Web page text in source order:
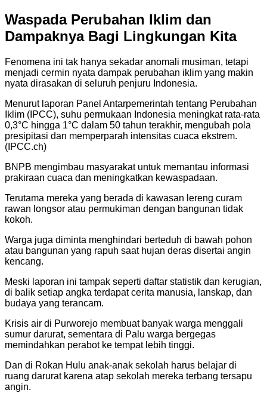
Waspada Perubahan Iklim dan
Dampaknya Bagi Lingkungan Kita
Fenomena ini tak hanya sekadar anomali musiman, tetapi
menjadi cermin nyata dampak perubahan iklim yang makin
nyata dirasakan di seluruh penjuru Indonesia.
Menurut laporan Panel Antarpemerintah tentang Perubahan
Iklim (IPCC), suhu permukaan Indonesia meningkat rata-rata
0,3°C hingga 1°C dalam 50 tahun terakhir, mengubah pola
presipitasi dan memperparah intensitas cuaca ekstrem.
(IPCC.ch)
BNPB mengimbau masyarakat untuk memantau informasi
prakiraan cuaca dan meningkatkan kewaspadaan.
Terutama mereka yang berada di kawasan lereng curam
rawan longsor atau permukiman dengan bangunan tidak
kokoh.
Warga juga diminta menghindari berteduh di bawah pohon
atau bangunan yang rapuh saat hujan deras disertai angin
kencang.
Meski laporan ini tampak seperti daftar statistik dan kerugian,
di balik setiap angka terdapat cerita manusia, lanskap, dan
budaya yang terancam.
Krisis air di Purworejo membuat banyak warga menggali
sumur darurat, sementara di Palu warga bergegas
memindahkan perabot ke tempat lebih tinggi.
Dan di Rokan Hulu anak-anak sekolah harus belajar di
ruang darurat karena atap sekolah mereka terbang tersapu
angin.